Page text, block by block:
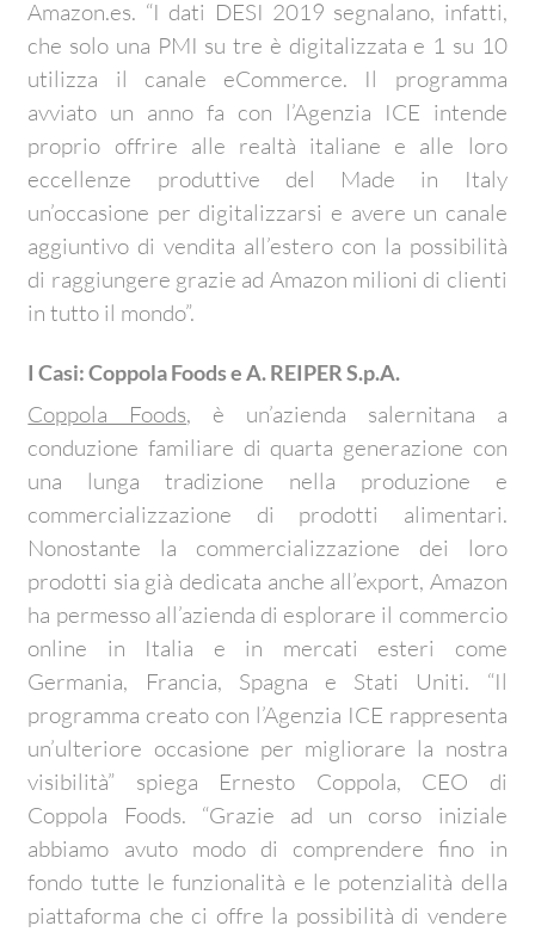
Amazon.es. “I dati DESI 2019 segnalano, infatti,
che solo una PMI su tre è digitalizzata e 1 su 10
utilizza il canale eCommerce. Il programma
avviato un anno fa con l’Agenzia ICE intende
proprio offrire alle realtà italiane e alle loro
eccellenze produttive del Made in Italy
un’occasione per digitalizzarsi e avere un canale
aggiuntivo di vendita all’estero con la possibilità
di raggiungere grazie ad Amazon milioni di clienti
in tutto il mondo”.
I Casi: Coppola Foods e A. REIPER S.p.A.
Coppola Foods, è un’azienda salernitana a
conduzione familiare di quarta generazione con
una lunga tradizione nella produzione e
commercializzazione di prodotti alimentari.
Nonostante la commercializzazione dei loro
prodotti sia già dedicata anche all’export, Amazon
ha permesso all’azienda di esplorare il commercio
online in Italia e in mercati esteri come
Germania, Francia, Spagna e Stati Uniti. “Il
programma creato con l’Agenzia ICE rappresenta
un’ulteriore occasione per migliorare la nostra
visibilità” spiega Ernesto Coppola, CEO di
Coppola Foods. “Grazie ad un corso iniziale
abbiamo avuto modo di comprendere fino in
fondo tutte le funzionalità e le potenzialità della
piattaforma che ci offre la possibilità di vendere